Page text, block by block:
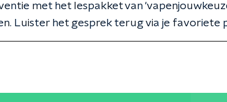
met het lespakket van
Luister het gesprek terug via je favoriete